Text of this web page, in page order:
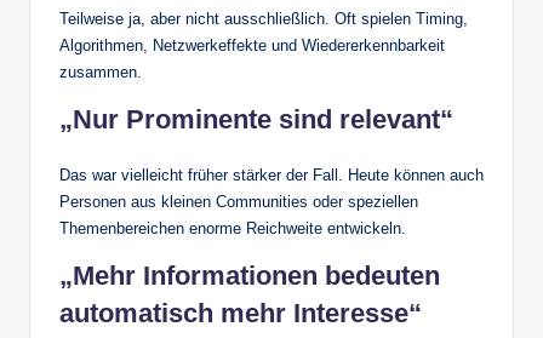
Teilweise ja, aber nicht ausschließlich. Oft spielen Timing,
Algorithmen, Netzwerkeffekte und Wiedererkennbarkeit
zusammen.
„Nur Prominente sind relevant“
Das war vielleicht früher stärker der Fall. Heute können auch
Personen aus kleinen Communities oder speziellen
Themenbereichen enorme Reichweite entwickeln.
„Mehr Informationen bedeuten
automatisch mehr Interesse“